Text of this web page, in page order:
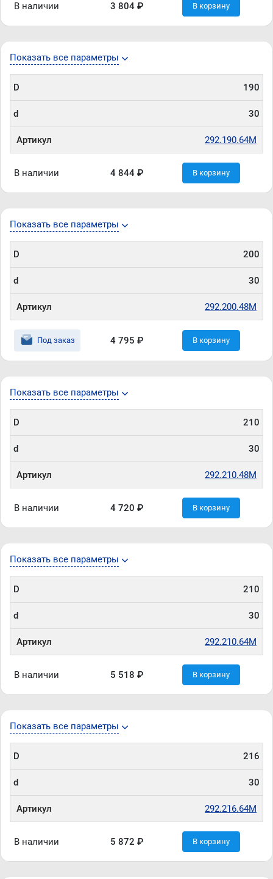
В наличии 3 804 ₽ В корзину
Показать все параметры
D 190
d 30
Артикул 292.190.64M
В наличии 4 844 ₽ В корзину
Показать все параметры
D 200
d 30
Артикул 292.200.48M
Под заказ 4 795 ₽ В корзину
Показать все параметры
D 210
d 30
Артикул 292.210.48M
В наличии 4 720 ₽ В корзину
Показать все параметры
D 210
d 30
Артикул 292.210.64M
В наличии 5 518 ₽ В корзину
Показать все параметры
D 216
d 30
Артикул 292.216.64M
В наличии 5 872 ₽ В корзину